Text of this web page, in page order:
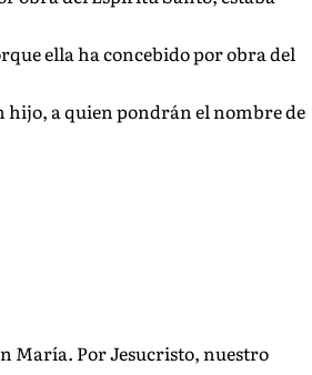
ella ha concebido por obra del
hijo, a quien pondrán el nombre de
María. Por Jesucristo, nuestro